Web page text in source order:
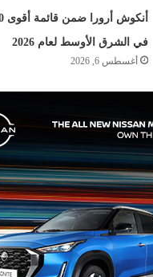
في الشرق الأوسط لعام 2026
أغسطس 6, 2026